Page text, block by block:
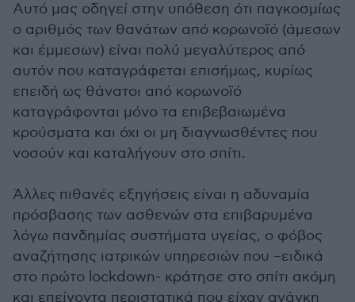
Αυτό μας οδηγεί στην υπόθεση ότι παγκοσμίως
ο αριθμός των θανάτων από κορωνοϊό (άμεσων
και έμμεσων) είναι πολύ μεγαλύτερος από
αυτόν που καταγράφεται επισήμως, κυρίως
επειδή ως θάνατοι από κορωνοϊό
καταγράφονται μόνο τα επιβεβαιωμένα
κρούσματα και όχι οι μη διαγνωσθέντες που
νοσούν και καταλήγουν στο σπίτι.
Άλλες πιθανές εξηγήσεις είναι η αδυναμία
πρόσβασης των ασθενών στα επιβαρυμένα
λόγω πανδημίας συστήματα υγείας, ο φόβος
αναζήτησης ιατρικών υπηρεσιών που –ειδικά
στο πρώτο lockdown- κράτησε στο σπίτι ακόμη
και επείγοντα περιστατικά που είχαν ανάγκη